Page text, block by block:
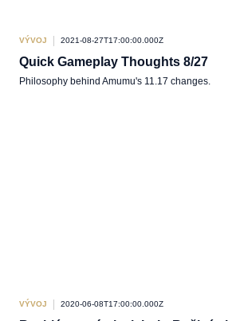
VÝVOJ 2021-08-27T17:00:00.000Z
Quick Gameplay Thoughts 8/27
Philosophy behind Amumu's 11.17 changes.
VÝVOJ 2020-06-08T17:00:00.000Z